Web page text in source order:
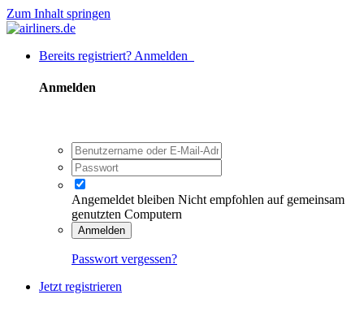
Zum Inhalt springen
Bereits registriert? Anmelden
Anmelden
Angemeldet bleiben Nicht empfohlen auf gemeinsam
genutzten Computern
Anmelden
Passwort vergessen?
Jetzt registrieren